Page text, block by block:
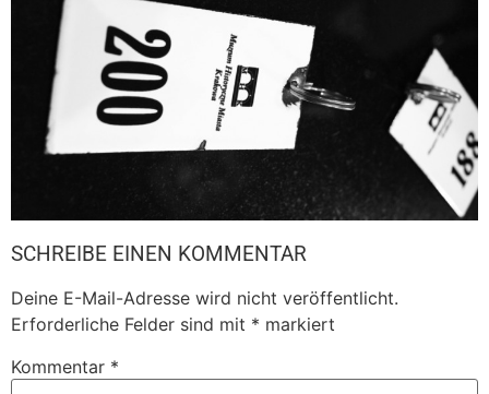
SCHREIBE EINEN KOMMENTAR
Deine E-Mail-Adresse wird nicht veröffentlicht.
Erforderliche Felder sind mit * markiert
Kommentar *